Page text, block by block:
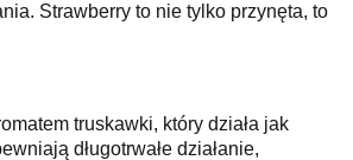
Strawberry to nie tylko przynęta, to
truskawki, który działa jak
długotrwałe działanie,